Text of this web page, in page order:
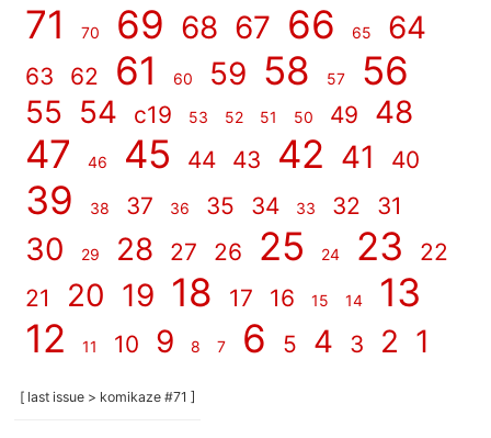
71 70 69 68 67 66 65 64
63 62 61 60 59 58 57 56
55 54 c19 53 52 51 50 49 48
47 46 45 44 43 42 41 40
39 38 37 36 35 34 33 32 31
30 29 28 27 26 25 24 23
22
21
20 19 18 17 16 15 14
13
12
11 10 9 8 7 6 5 4 3 2 1
[ last issue > komikaze #71 ]